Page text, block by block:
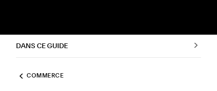
DANS CE GUIDE
COMMERCE